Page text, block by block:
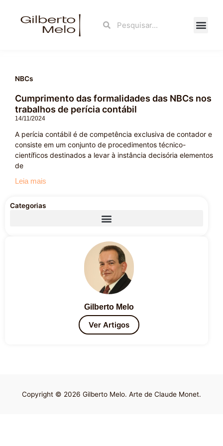
Search
NBCs
Cumprimento das formalidades das NBCs nos
trabalhos de perícia contábil
14/11/2024
A perícia contábil é de competência exclusiva de contador e
consiste em um conjunto de procedimentos técnico-
científicos destinados a levar à instância decisória elementos
de
Leia mais
Categorias
Gilberto Melo
Ver Artigos
Copyright © 2026 Gilberto Melo. Arte de Claude Monet.